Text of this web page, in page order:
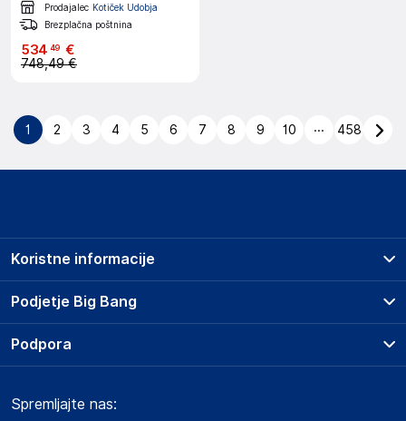
Prodajalec Kotiček Udobja
Brezplačna poštnina
534 49 €
748,49 €
1 2 3 4 5 6 7 8 9 10 ... 458
Podjetje Big Bang
O podjetju
Obvestila za javnost
Koristne informacije
Prodajna mesta
Storitve
Dostava, vnos in odvoz
Podpora
Marketplace
Spremljajte nas: